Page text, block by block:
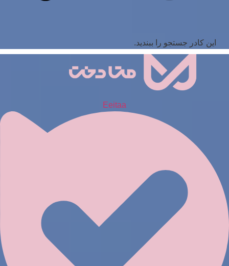
این کادر جستجو را ببندید.
Eeitaa